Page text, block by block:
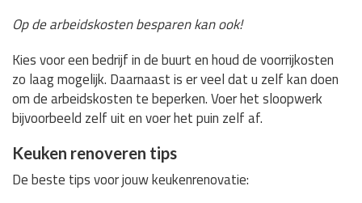
Op de arbeidskosten besparen kan ook!
Kies voor een bedrijf in de buurt en houd de voorrijkosten
zo laag mogelijk. Daarnaast is er veel dat u zelf kan doen
om de arbeidskosten te beperken. Voer het sloopwerk
bijvoorbeeld zelf uit en voer het puin zelf af.
Keuken renoveren tips
De beste tips voor jouw keukenrenovatie: